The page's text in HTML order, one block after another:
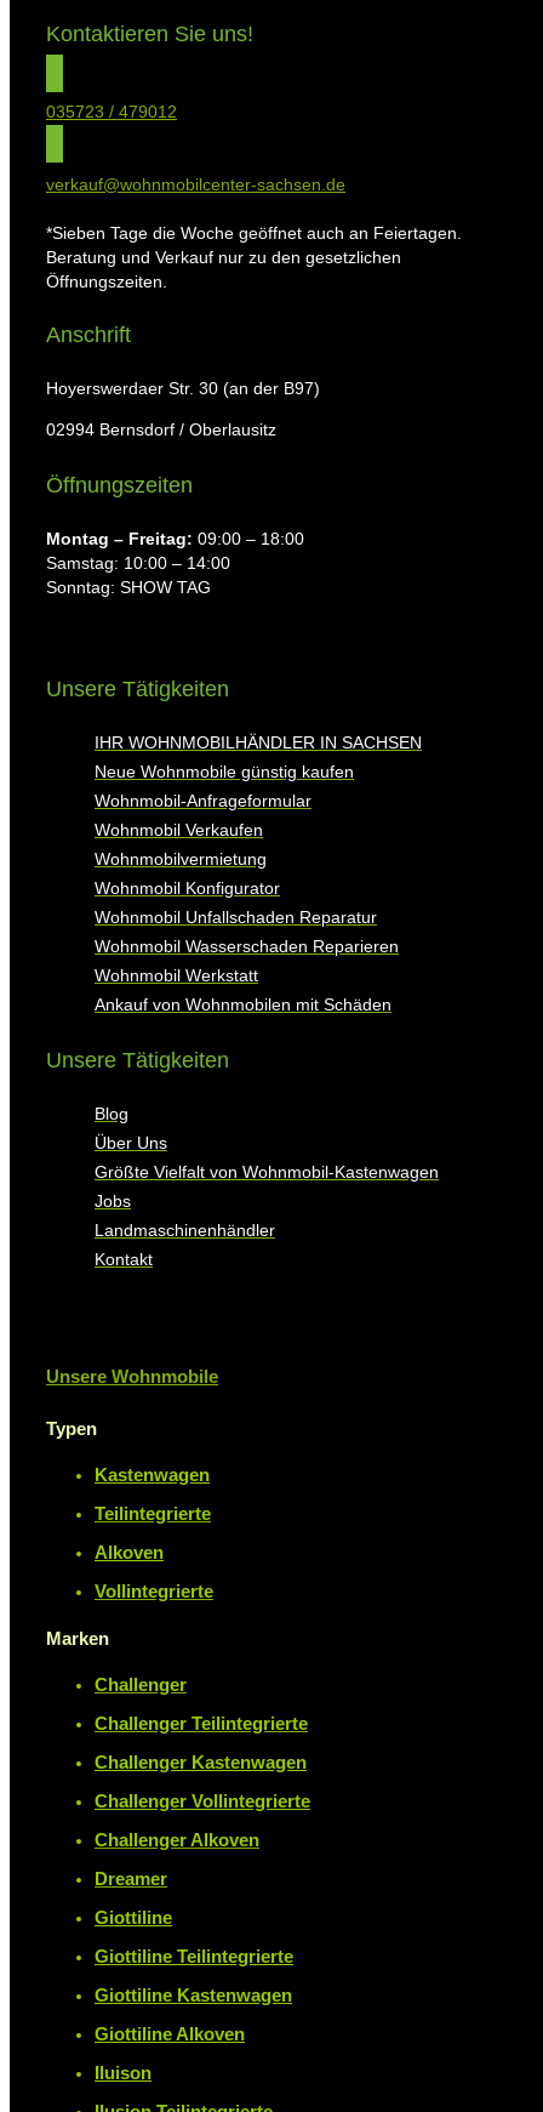
Kontaktieren Sie uns!
035723 / 479012
verkauf@wohnmobilcenter-sachsen.de
*Sieben Tage die Woche geöffnet auch an Feiertagen.
Beratung und Verkauf nur zu den gesetzlichen
Öffnungszeiten.
Anschrift
Hoyerswerdaer Str. 30 (an der B97)
02994 Bernsdorf / Oberlausitz
Öffnungszeiten
Montag ⁠– Freitag: 09:00 – 18:00
Samstag: 10:00 – 14:00
Sonntag: SHOW TAG
Unsere Tätigkeiten
IHR WOHNMOBILHÄNDLER IN SACHSEN
Neue Wohnmobile günstig kaufen
Wohnmobil-Anfrageformular
Wohnmobil Verkaufen
Wohnmobilvermietung
Wohnmobil Konfigurator
Wohnmobil Unfallschaden Reparatur
Wohnmobil Wasserschaden Reparieren
Wohnmobil Werkstatt
Ankauf von Wohnmobilen mit Schäden
Unsere Tätigkeiten
Blog
Über Uns
Größte Vielfalt von Wohnmobil-Kastenwagen
Jobs
Landmaschinenhändler
Kontakt
Unsere Wohnmobile
Typen
Kastenwagen
Teilintegrierte
Alkoven
Vollintegrierte
Marken
Challenger
Challenger Teilintegrierte
Challenger Kastenwagen
Challenger Vollintegrierte
Challenger Alkoven
Dreamer
Giottiline
Giottiline Teilintegrierte
Giottiline Kastenwagen
Giottiline Alkoven
Iluison